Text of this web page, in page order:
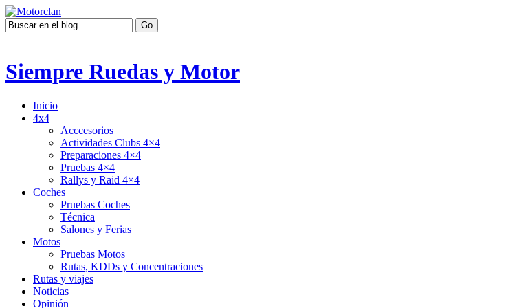
Siempre Ruedas y Motor
Inicio
4x4
Acccesorios
Actividades Clubs 4×4
Preparaciones 4×4
Pruebas 4×4
Rallys y Raid 4×4
Coches
Pruebas Coches
Técnica
Salones y Ferias
Motos
Pruebas Motos
Rutas, KDDs y Concentraciones
Rutas y viajes
Noticias
Opinión